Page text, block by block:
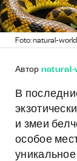
Foto: natural-
Автор natural-
В
и змеи
особое